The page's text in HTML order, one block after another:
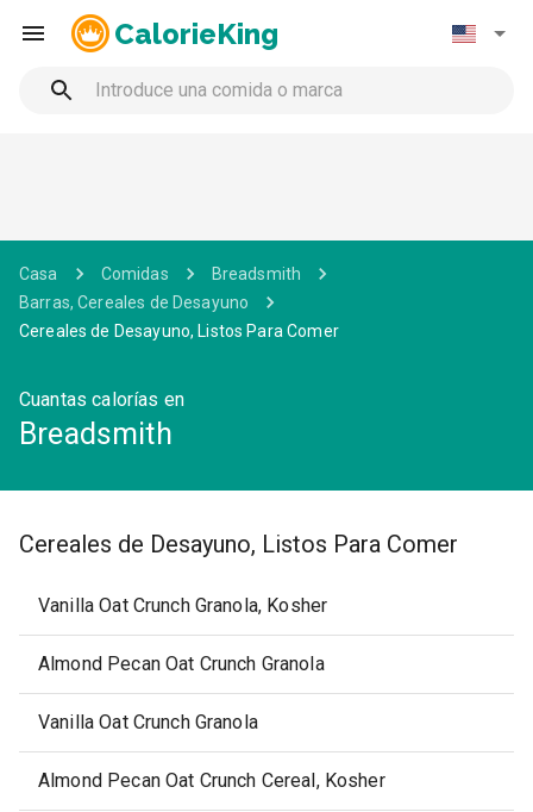
CalorieKing
Casa Comidas
Breadsmith
Barras, Cereales de Desayuno
Cereales de Desayuno, Listos Para Comer
Cuantas calorías en
Breadsmith
Cereales de Desayuno, Listos Para Comer
Vanilla Oat Crunch Granola, Kosher
Almond Pecan Oat Crunch Granola
Vanilla Oat Crunch Granola
Almond Pecan Oat Crunch Cereal, Kosher